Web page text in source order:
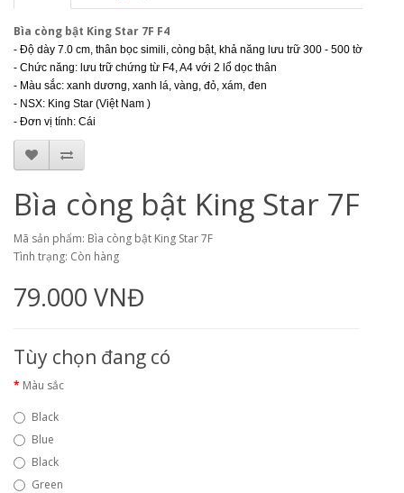
Bìa còng bật King Star 7F F4
- Độ dày 7.0 cm, thân bọc simili, còng bật, khả năng lưu trữ 300 - 500 tờ
- Chức năng: lưu trữ chứng từ F4, A4 với 2 lổ dọc thân
- Màu sắc: xanh dương, xanh lá, vàng, đỏ, xám, đen
- NSX: King Star (Việt Nam )
- Đơn vị tính: Cái
Bìa còng bật King Star 7F
Mã sản phẩm: Bìa còng bật King Star 7F
Tình trạng: Còn hàng
79.000 VNĐ
Tùy chọn đang có
Màu sắc
Black
Blue
Black
Green